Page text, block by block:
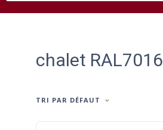
chalet RAL7016
TRI PAR DÉFAUT